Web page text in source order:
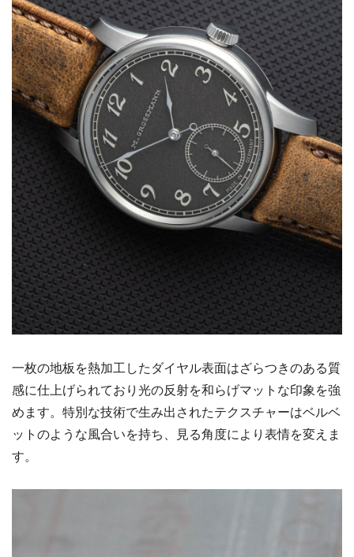
一枚の地板を熱加工したダイヤル表面はざらつきのある質
感に仕上げられており光の反射を和らげマットな印象を強
めます。特別な技術で生み出されたテクスチャーはベルベ
ットのような風合いを持ち、見る角度により表情を変えま
す。